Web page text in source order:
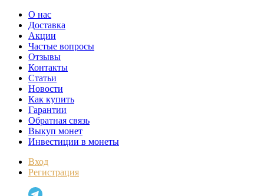
О нас
Доставка
Акции
Частые вопросы
Отзывы
Контакты
Статьи
Новости
Как купить
Гарантии
Обратная связь
Выкуп монет
Инвестиции в монеты
Вход
Регистрация